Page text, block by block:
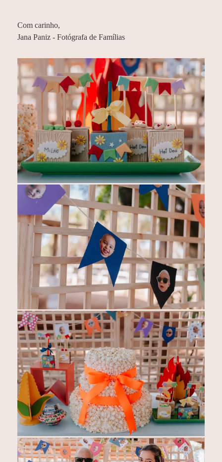
Com carinho,
Jana Paniz - Fotógrafa de Famílias